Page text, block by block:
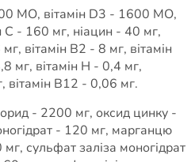
МО, вітамін D3 - 1600 МО,
С - 160 мг, ніацин - 40 мг,
вітамін В2 - 8 мг, вітамін
мг, вітамін Н - 0,4 мг,
вітамін B12 - 0,06 мг.
- 2200 мг, оксид цинку -
- 120 мг, марганцю
сульфат заліза моногідрат